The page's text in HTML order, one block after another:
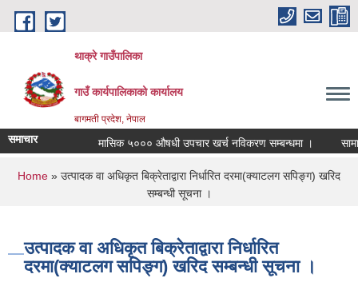
Skip to main content
थाक्रे गाउँपालिका
गाउँ कार्यपालिकाको कार्यालय
बागमती प्रदेश, नेपाल
समाचार मासिक ५००० औषधी उपचार खर्च नविकरण सम्बन्धमा ।
You are here
Home » उत्पादक वा अधिकृत बिक्रेताद्वारा निर्धारित दरमा(क्याटलग सपिङ्ग) खरिद
सम्बन्धी सूचना ।
उत्पादक वा अधिकृत बिक्रेताद्वारा निर्धारित
दरमा(क्याटलग सपिङ्ग) खरिद सम्बन्धी सूचना ।